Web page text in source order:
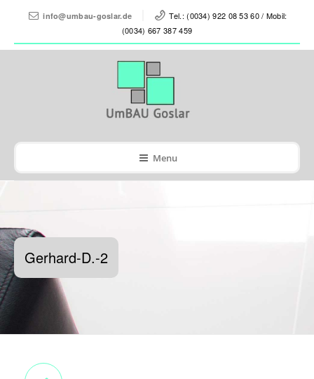
info@umbau-goslar.de
Tel.: (0034) 922 08 53 60 / Mobil:
(0034) 667 387 459
Menu
Gerhard-D.-2